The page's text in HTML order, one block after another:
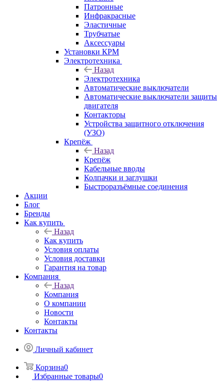
Патронные
Инфракрасные
Эластичные
Трубчатые
Аксессуары
Установки КРМ
Электротехника
Назад
Электротехника
Автоматические выключатели
Автоматические выключатели защиты
двигателя
Контакторы
Устройства защитного отключения
(УЗО)
Крепёж
Назад
Крепёж
Кабельные вводы
Колпачки и заглушки
Быстроразъёмные соединения
Акции
Блог
Бренды
Как купить
Назад
Как купить
Условия оплаты
Условия доставки
Гарантия на товар
Компания
Назад
Компания
О компании
Новости
Контакты
Контакты
Личный кабинет
Корзина0
Избранные товары0